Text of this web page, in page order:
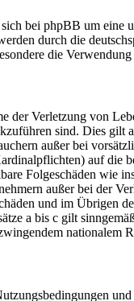
bei phpBB um eine
durch die
die
der Verletzung von
sind. Dies gilt
außer bei
auf die
Folgeschäden wie
außer bei der
und im Übrigen
a bis c gilt
nationalem